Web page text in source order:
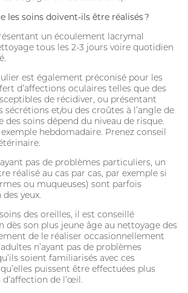
les soins doivent-ils être réalisés ?
un écoulement lacrymal
tous les 2-3 jours voire quotidien
est également préconisé pour les
d’affections oculaires telles que des
de récidiver, ou présentant
et/ou des croûtes à l’angle de
des soins dépend du niveau de risque.
hebdomadaire. Prenez conseil
pas de problèmes particuliers, un
réalisé au cas par cas, par exemple si
ou muqueuses) sont parfois
yeux.
des oreilles, il est conseillé
dès son plus jeune âge au nettoyage des
de le réaliser occasionnellement
n’ayant pas de problèmes
soient familiarisés avec ces
puissent être effectuées plus
de l’œil.